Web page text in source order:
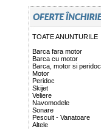
TOATE ANUNTURILE
Barca fara motor
Barca cu motor
Barca, motor si peridoc
Motor
Peridoc
Skijet
Veliere
Navomodele
Sonare
Pescuit - Vanatoare
Altele